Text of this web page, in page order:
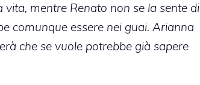
mentre Renato non se la sente di
comunque essere nei guai. Arianna
che se vuole potrebbe già sapere